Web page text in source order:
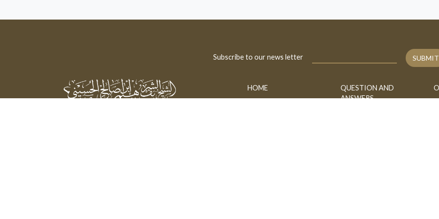
Subscribe to our news letter SUBMIT
HOME
QUESTION AND
ANSWERS